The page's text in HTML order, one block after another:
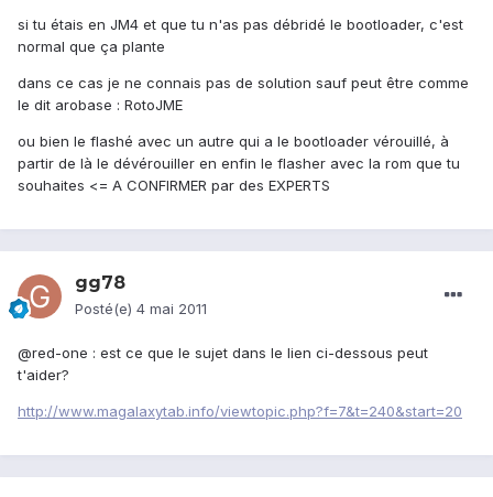
si tu étais en JM4 et que tu n'as pas débridé le bootloader, c'est
normal que ça plante
dans ce cas je ne connais pas de solution sauf peut être comme
le dit arobase : RotoJME
ou bien le flashé avec un autre qui a le bootloader vérouillé, à
partir de là le dévérouiller en enfin le flasher avec la rom que tu
souhaites <= A CONFIRMER par des EXPERTS
gg78
Posté(e) 4 mai 2011
@red-one : est ce que le sujet dans le lien ci-dessous peut
t'aider?
http://www.magalaxytab.info/viewtopic.php?f=7&t=240&start=20